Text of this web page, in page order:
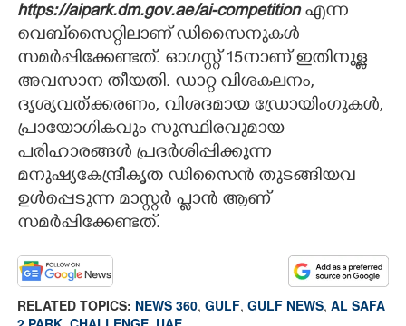
https://aipark.dm.gov.ae/ai-competitionഎന്ന
വെബ്‌സൈറ്റിലാണ് ഡിസൈനുകൾ
സമർപ്പിക്കേണ്ടത്. ഓഗസ്റ്റ് 15നാണ് ഇതിനുള്ള
അവസാന തീയതി. ഡാറ്റ വിശകലനം,
ദൃശ്യവത്ക്കരണം, വിശദമായ ഡ്രോയിംഗുകൾ,
പ്രായോഗികവും സുസ്ഥിരവുമായ
പരിഹാരങ്ങൾ പ്രദർശിപ്പിക്കുന്ന
മനുഷ്യകേന്ദ്രീകൃത ഡിസൈൻ തുടങ്ങിയവ
ഉൾപ്പെടുന്ന മാസ്റ്റർ പ്ളാൻ ആണ്
സമർപ്പിക്കേണ്ടത്.
RELATED TOPICS: NEWS 360, GULF, GULF NEWS, AL SAFA